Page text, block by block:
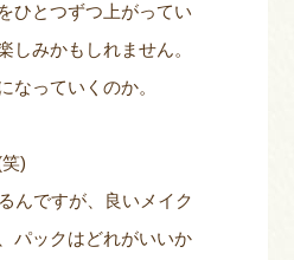
ひとつずつ上がってい
しみかもしれません。
なっていくのか。
)
んですが、良いメイク
パックはどれがいいか